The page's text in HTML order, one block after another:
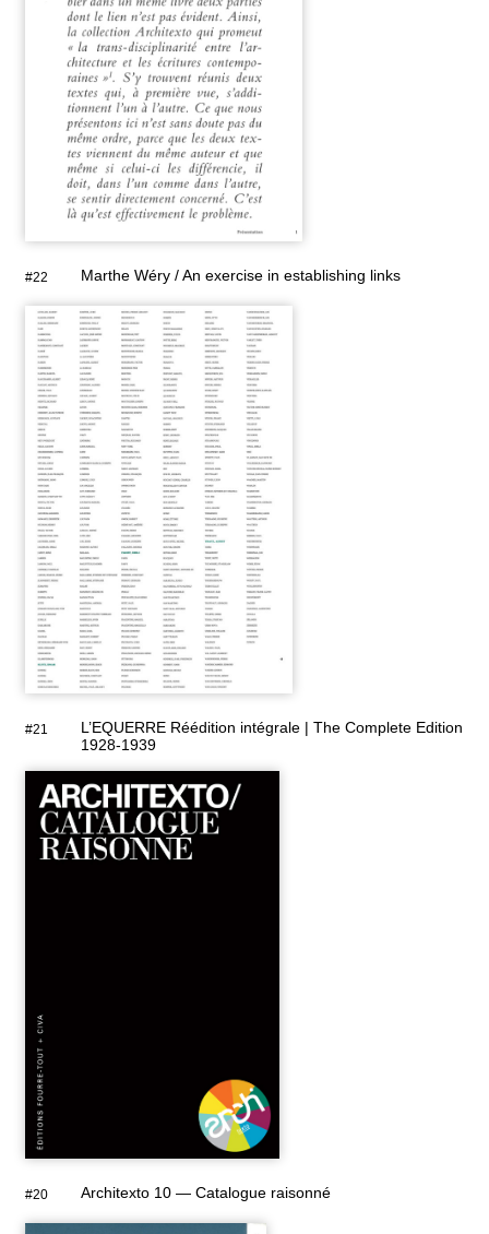
#22 Marthe Wéry / An exercise in establishing links
#21
L’EQUERRE Réédition intégrale | The Complete Edition
1928-1939
#20 Architexto 10 — Catalogue raisonné